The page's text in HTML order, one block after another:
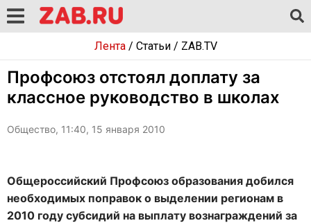
Лента/ Статьи/ ZAB.TV
Профсоюз отстоял доплату за
классное руководство в школах
Общество, 11:40, 15 января 2010
Общероссийский Профсоюз образования добился
необходимых поправок о выделении регионам в
2010 году субсидий на выплату вознаграждений за